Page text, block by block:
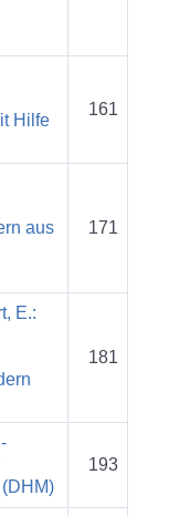
Hilfe
161
aus
171
E.:
181
193